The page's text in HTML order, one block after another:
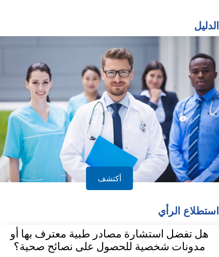
الدليل
أكتشف
استطلاع الرأي
هل تفضل استشارة مصادر طبية معترف بها أو
مدونات شخصية للحصول على نصائح صحية؟